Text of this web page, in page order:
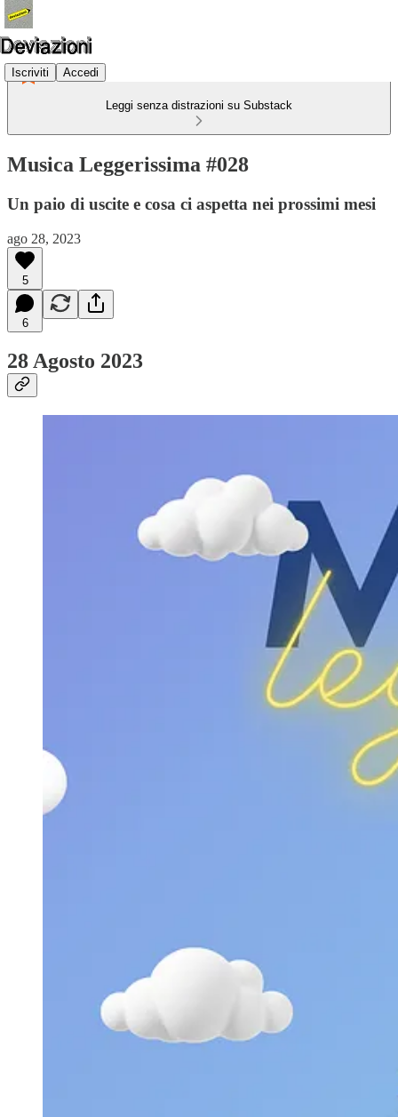
Iscriviti Accedi
Leggi senza distrazioni su Substack
Musica Leggerissima #028
Un paio di uscite e cosa ci aspetta nei prossimi mesi
ago 28, 2023
5
6
28 Agosto 2023